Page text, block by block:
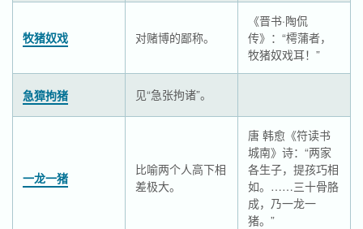
牧猪奴戏 对赌博的鄙称。
《晋书·陶侃
传》：“樗蒲者，
牧猪奴戏耳！”
急獐拘猪 见“急张拘诸”。
一龙一猪
比喻两个人高下相
差极大。
唐 韩愈《符读书
城南》诗：“两家
各生子，提孩巧相
如。……三十骨胳
成，乃一龙一
猪。”